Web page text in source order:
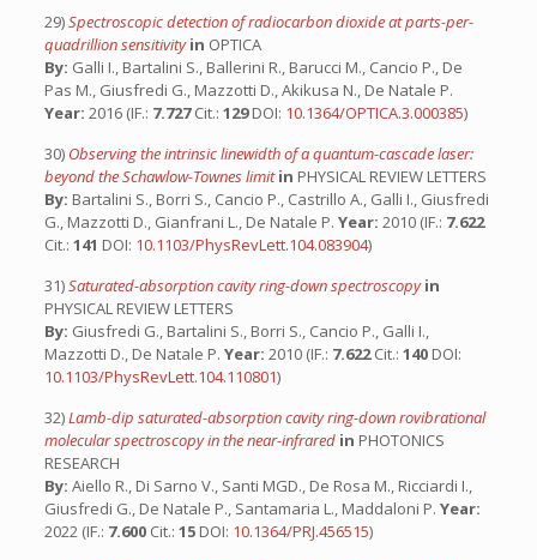
29)Spectroscopic detection of radiocarbon dioxide at parts-per-
quadrillion sensitivityin OPTICA
By: Galli I., Bartalini S., Ballerini R., Barucci M., Cancio P., De
Pas M., Giusfredi G., Mazzotti D., Akikusa N., De Natale P.
Year: 2016 (IF.: 7.727Cit.: 129DOI: 10.1364/OPTICA.3.000385)
30) Observing the intrinsic linewidth of a quantum-cascade laser:
beyond the Schawlow-Townes limitin PHYSICAL REVIEW LETTERS
By: Bartalini S., Borri S., Cancio P., Castrillo A., Galli I., Giusfredi
G., Mazzotti D., Gianfrani L., De Natale P. Year: 2010 (IF.: 7.622
Cit.: 141 DOI: 10.1103/PhysRevLett.104.083904)
31)Saturated-absorption cavity ring-down spectroscopyin
PHYSICAL REVIEW LETTERS
By: Giusfredi G., Bartalini S., Borri S., Cancio P., Galli I.,
Mazzotti D., De Natale P. Year: 2010 (IF.: 7.622Cit.: 140 DOI:
10.1103/PhysRevLett.104.110801)
32)Lamb-dip saturated-absorption cavity ring-down rovibrational
molecular spectroscopy in the near-infrared in PHOTONICS
RESEARCH
By: Aiello R., Di Sarno V., Santi MGD., De Rosa M., Ricciardi I.,
Giusfredi G., De Natale P., Santamaria L., Maddaloni P. Year:
2022 (IF.: 7.600 Cit.: 15 DOI: 10.1364/PRJ.456515)